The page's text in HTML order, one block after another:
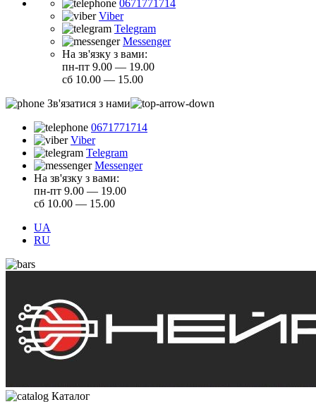
0671771714
Viber
Telegram
Messenger
На зв'язку з вами:
пн-пт 9.00 — 19.00
сб 10.00 — 15.00
Зв'язатися з нами
0671771714
Viber
Telegram
Messenger
На зв'язку з вами:
пн-пт 9.00 — 19.00
сб 10.00 — 15.00
UA
RU
Каталог